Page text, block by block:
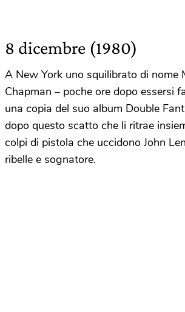
8 dicembre (1980)
A New York uno squilibrato di nome
Chapman – poche ore dopo essersi
una copia del suo album Double
dopo questo scatto che li ritrae
colpi di pistola che uccidono John
ribelle e sognatore.